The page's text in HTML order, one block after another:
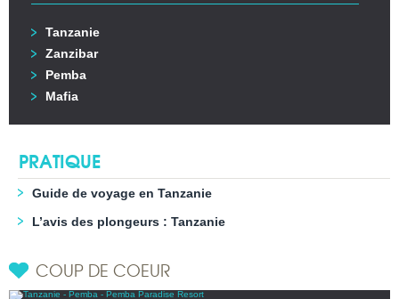
Tanzanie
Zanzibar
Pemba
Mafia
PRATIQUE
Guide de voyage en Tanzanie
L’avis des plongeurs : Tanzanie
COUP DE COEUR